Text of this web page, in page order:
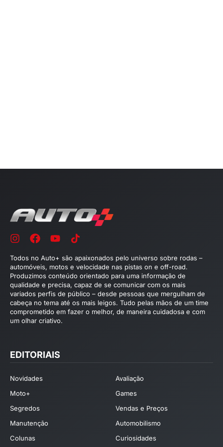
Todos no Auto+ são apaixonados pelo universo sobre rodas –
automóveis, motos e velocidade nas pistas on e off-road.
Produzimos conteúdo orientado para uma informação de
qualidade e precisa, capaz de se comunicar com os mais
variados perfis de público – desde pessoas que mergulham de
cabeça no tema até os mais leigos. Tudo pelas mãos de um time
comprometido em fazer o melhor, de maneira cuidadosa e com
um olhar criativo.
EDITORIAIS
Novidades
Avaliação
Moto+
Games
Segredos
Vendas e Preços
Manutenção
Automobilismo
Colunas
Curiosidades